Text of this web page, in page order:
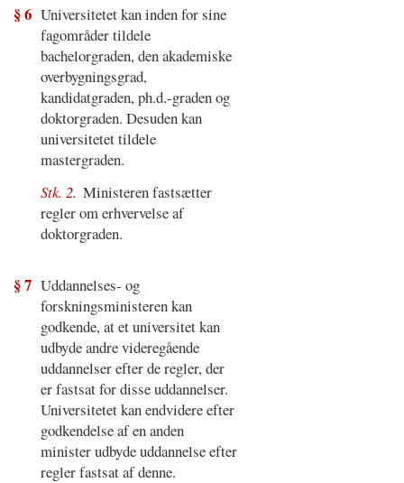
§ 6 Universitetet kan inden for sine
fagområder tildele
bachelorgraden, den akademiske
overbygningsgrad,
kandidatgraden, ph.d.-graden og
doktorgraden. Desuden kan
universitetet tildele
mastergraden.
Stk. 2. Ministeren fastsætter
regler om erhvervelse af
doktorgraden.
§ 7 Uddannelses- og
forskningsministeren kan
godkende, at et universitet kan
udbyde andre videregående
uddannelser efter de regler, der
er fastsat for disse uddannelser.
Universitetet kan endvidere efter
godkendelse af en anden
minister udbyde uddannelse efter
regler fastsat af denne.